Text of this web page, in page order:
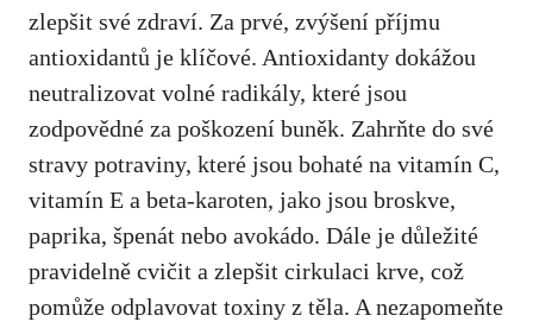
zlepšit své zdraví. Za prvé, zvýšení příjmu
antioxidantů je klíčové. Antioxidanty dokážou
neutralizovat volné radikály, které jsou
zodpovědné za poškození buněk. Zahrňte do své
stravy potraviny, které jsou bohaté na vitamín C,
vitamín E a beta-karoten, jako jsou broskve,
paprika, špenát nebo avokádo. Dále je důležité
pravidelně cvičit a zlepšit cirkulaci krve, což
pomůže odplavovat toxiny z těla. A nezapomeňte